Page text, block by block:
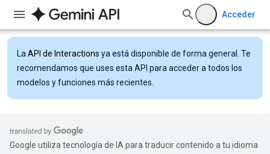
Acceder
La API de Interactions ya está disponible de forma general. Te
recomendamos que uses esta API para acceder a todos los
modelos y funciones más recientes.
Google utiliza tecnología de IA para traducir contenido a tu idioma